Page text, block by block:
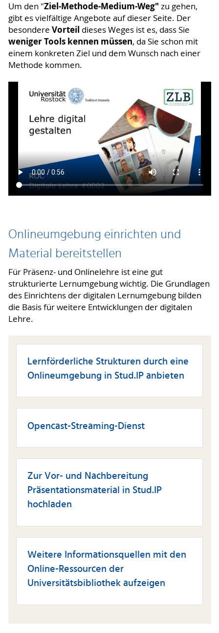
Um den "Ziel-Methode-Medium-Weg" zu gehen,
gibt es vielfältige Angebote auf dieser Seite. Der
besondere Vorteil dieses Weges ist es, dass Sie
weniger Tools kennen müssen, da Sie schon mit
einem konkreten Ziel und dem Wunsch nach einer
Methode kommen.
Onlineumgebung einrichten und
Material bereitstellen
Für Präsenz- und Onlinelehre ist eine gut
strukturierte Lernumgebung wichtig. Die Grundlagen
des Einrichtens der digitalen Lernumgebung bilden
die Basis für weitere Entwicklungen der digitalen
Lehre.
Lernförderliche Strukturen durch eine
Onlineumgebung in Stud.IP anbieten
Opencast-Streaming-Dienst
Zur Vor- und Nachbereitung
Präsentationsmaterial in Stud.IP
hochladen
Weitere Informationsquellen mit den
Online-Ressourcen der
Universitätsbibliothek aufzeigen